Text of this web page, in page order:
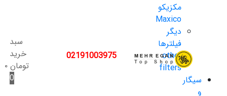
مکزیکو
Maxico
دیگر
فیلترها
other
filters
سیگار
و
02191003975
سبد
خرید
تومان۰
0